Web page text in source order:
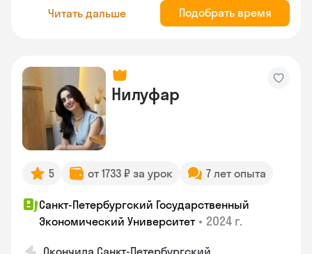
Читать дальше Подобрать время
Нилуфар
5 от 1733 ₽ за урок 7 лет опыта
Санкт-Петербургский Государственный
Экономический Университет • 2024 г.
Окончила Санкт-Петербургский